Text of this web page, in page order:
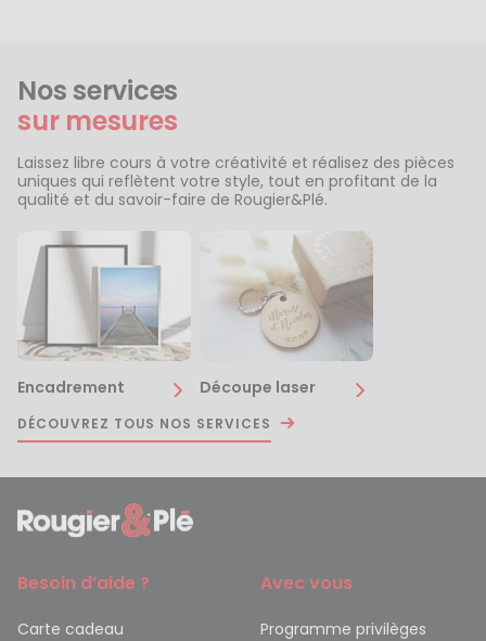
Nos services
sur mesures
Laissez libre cours à votre créativité et réalisez des pièces
uniques qui reflètent votre style, tout en profitant de la
qualité et du savoir-faire de Rougier&Plé.
Encadrement Découpe laser
DÉCOUVREZ TOUS NOS SERVICES
Besoin d’aide ?
Carte cadeau
Avec vous
Programme privilèges